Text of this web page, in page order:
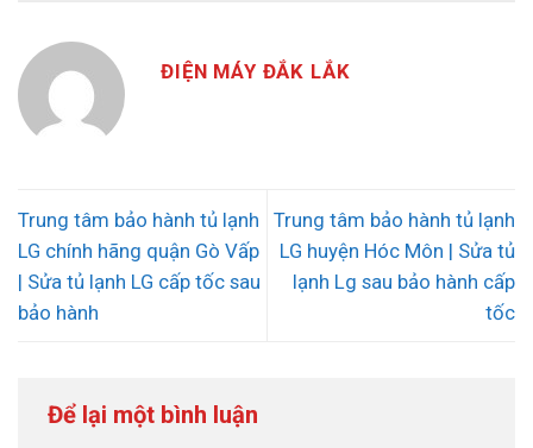
ĐIỆN MÁY ĐẮK LẮK
Trung tâm bảo hành tủ lạnh
LG chính hãng quận Gò Vấp
| Sửa tủ lạnh LG cấp tốc sau
bảo hành
Trung tâm bảo hành tủ lạnh
LG huyện Hóc Môn | Sửa tủ
lạnh Lg sau bảo hành cấp
tốc
Để lại một bình luận